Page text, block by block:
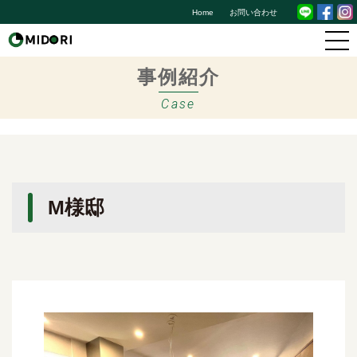
Home お問い合わせ
事例紹介
Case
M様邸